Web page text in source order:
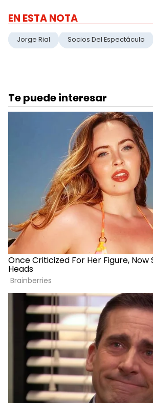
EN ESTA NOTA
Jorge Rial Socios Del Espectáculo